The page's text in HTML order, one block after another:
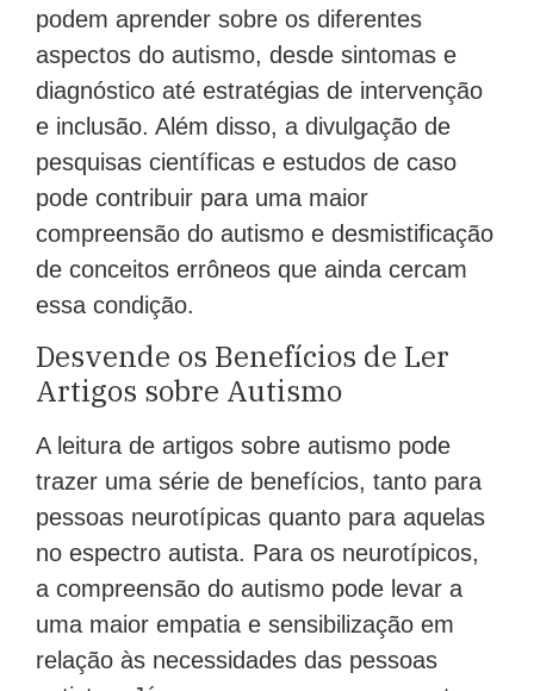
podem aprender sobre os diferentes
aspectos do autismo, desde sintomas e
diagnóstico até estratégias de intervenção
e inclusão. Além disso, a divulgação de
pesquisas científicas e estudos de caso
pode contribuir para uma maior
compreensão do autismo e desmistificação
de conceitos errôneos que ainda cercam
essa condição.
Desvende os Benefícios de Ler
Artigos sobre Autismo
A leitura de artigos sobre autismo pode
trazer uma série de benefícios, tanto para
pessoas neurotípicas quanto para aquelas
no espectro autista. Para os neurotípicos,
a compreensão do autismo pode levar a
uma maior empatia e sensibilização em
relação às necessidades das pessoas